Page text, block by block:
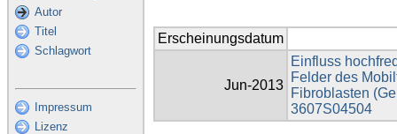
Autor
Titel
Schlagwort
Impressum
Lizenz
Erscheinungsdatum
Jun-2013
Einfluss
Felder des
Fibroblasten
3607S04504